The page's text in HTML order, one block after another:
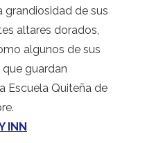
grandiosidad de sus
altares dorados,
algunos de sus
guardan
Escuela Quiteña de
INN